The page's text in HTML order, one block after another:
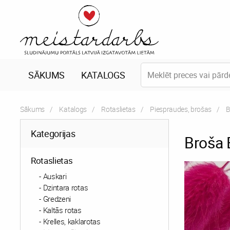
SĀKUMS KATALOGS
Sākums Katalogs Rotaslietas Piespraudes, brošas
Kategorijas
Rotaslietas
Auskari
Dzintara rotas
Gredzeni
Kaltās rotas
Krelles, kaklarotas
Broša